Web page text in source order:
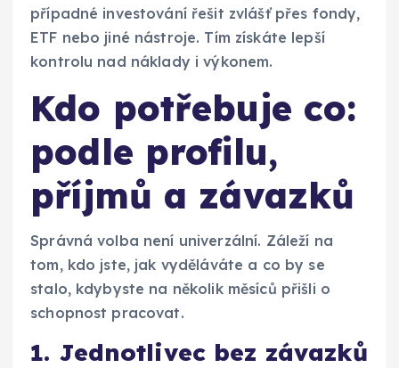
případné investování řešit zvlášť přes fondy,
ETF nebo jiné nástroje. Tím získáte lepší
kontrolu nad náklady i výkonem.
Kdo potřebuje co:
podle profilu,
příjmů a závazků
Správná volba není univerzální. Záleží na
tom, kdo jste, jak vyděláváte a co by se
stalo, kdybyste na několik měsíců přišli o
schopnost pracovat.
1. Jednotlivec bez závazků